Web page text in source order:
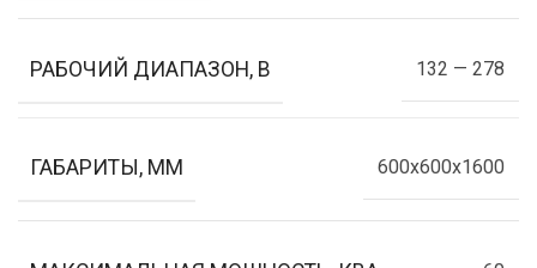
РАБОЧИЙ ДИАПАЗОН, В 132 — 278
ГАБАРИТЫ, ММ 600x600x1600